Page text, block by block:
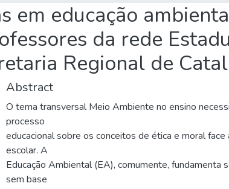
em educação
da rede
Regional de
Abstract
O tema transversal Meio Ambiente no ensino
processo
educacional sobre os conceitos de ética e moral
escolar. A
Educação Ambiental (EA), comumente, fundamenta
sem base